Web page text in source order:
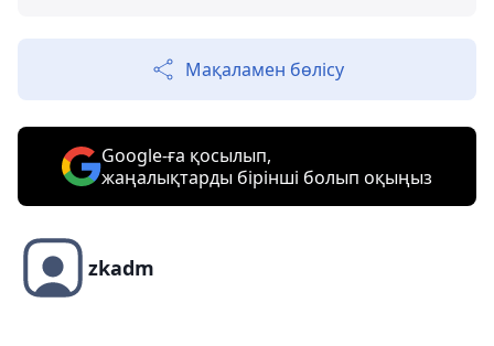
Мақаламен бөлісу
Google-ға қосылып,
жаңалықтарды бірінші болып оқыңыз
zkadm